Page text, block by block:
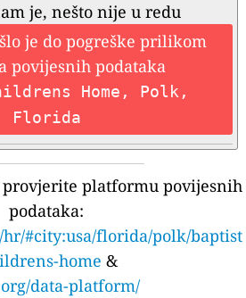
je, nešto nije u redu
je do pogreške prilikom
povijesnih podataka
Home, Polk,
Florida
platformu povijesnih
podataka:
#city:usa/florida/polk/baptist
home &
data-platform/